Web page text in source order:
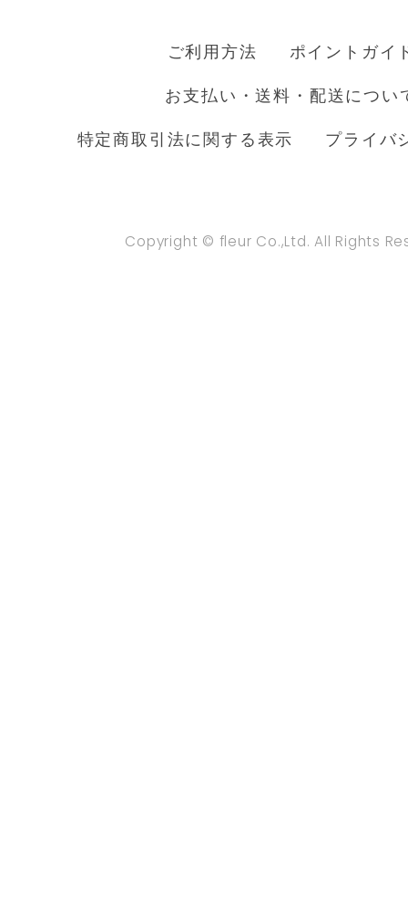
ご利用方法 ポイントガイ
お支払い・送料・配送につい
特定商取引法に関する表示 プライバ
Copyright © fleur Co.,Ltd. All Rights